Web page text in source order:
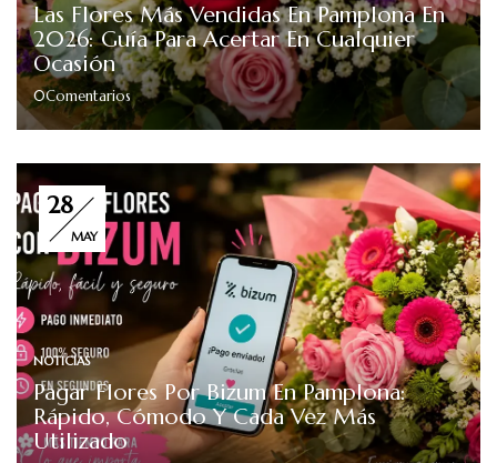
Las Flores Más Vendidas En Pamplona En
2026: Guía Para Acertar En Cualquier
Ocasión
0Comentarios
28
MAY
NOTICIAS
Pagar Flores Por Bizum En Pamplona:
Rápido, Cómodo Y Cada Vez Más
Utilizado